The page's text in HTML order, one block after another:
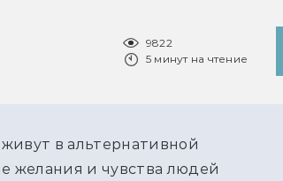
9822
5 минут на чтение
в альтернативной
желания и чувства людей